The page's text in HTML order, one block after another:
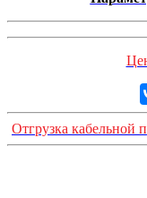
Отгрузка кабельной